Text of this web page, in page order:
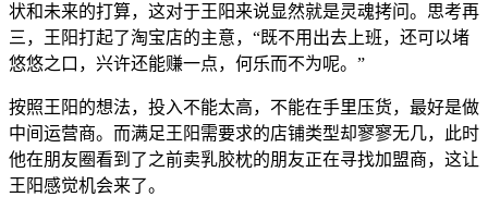
状和未来的打算，这对于王阳来说显然就是灵魂拷问。思考再
三，王阳打起了淘宝店的主意，“既不用出去上班，还可以堵
悠悠之口，兴许还能赚一点，何乐而不为呢。”
按照王阳的想法，投入不能太高，不能在手里压货，最好是做
中间运营商。而满足王阳需要求的店铺类型却寥寥无几，此时
他在朋友圈看到了之前卖乳胶枕的朋友正在寻找加盟商，这让
王阳感觉机会来了。